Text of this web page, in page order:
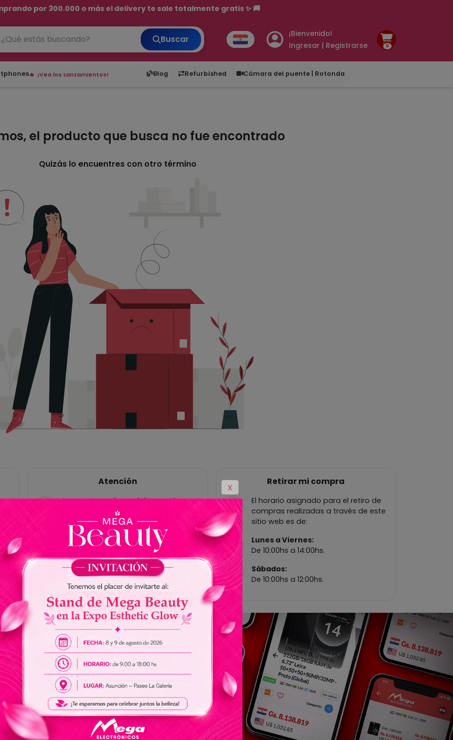
por 300.000 o más el delivery te sale totalmente gratis ✨ 🚚
💳 ¡HASTA 24 CUOTAS SIN INTERÉS con tarjetas adheridas!
Buscar
¡Bienvenido!
Ingresar | Registrarse
0
¡Vea los Lanzamientos!
Blog Refurbished Cámara del puente | Rotonda
6,050 5.20 1,900 1.00
el producto que busca no fue encontrado
Quizás lo encuentres con otro término
X
Atención
Las ventas online y delivery solo
están habilitadas para Paraguay, no
tenemos cuentas bancárias en
Brasil.
No somos responsables por envios
de dinero a nuestros vendedores.
Retirar mi compra
El horario asignado para el retiro de
compras realizadas a través de este
sitio web es de:
Lunes a Viernes:
De 10:00hs a 14:00hs.
Sábados:
De 10:00hs a 12:00hs.